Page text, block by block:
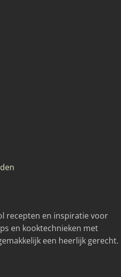
recepten en inspiratie voor
en kooktechnieken met
een heerlijk gerecht.